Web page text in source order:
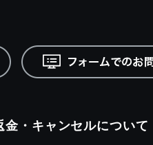
金・キャンセルについて